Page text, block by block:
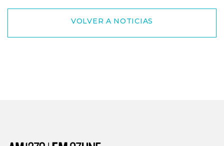
VOLVER A NOTICIAS